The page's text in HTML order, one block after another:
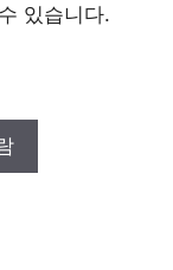
있습니다.